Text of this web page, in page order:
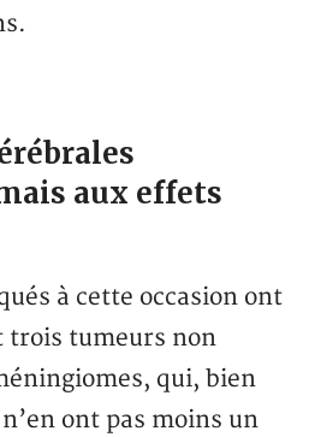
aux effets
à cette occasion ont
trois tumeurs non
qui, bien
ont pas moins un